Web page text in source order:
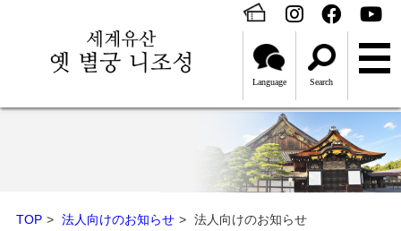
Language Search
TOP 法人向けのお知らせ 法人向けのお知らせ